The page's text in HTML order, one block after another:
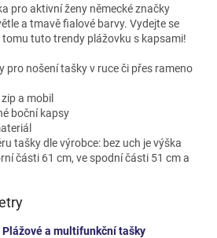
pro aktivní ženy německé značky
a tmavě fialové barvy. Vydejte se
tuto trendy plážovku s kapsami!
pro nošení tašky v ruce či přes rameno
a mobil
boční kapsy
tašky dle výrobce: bez uch je výška
části 61 cm, ve spodní části 51 cm a
Plážové a multifunkční tašky